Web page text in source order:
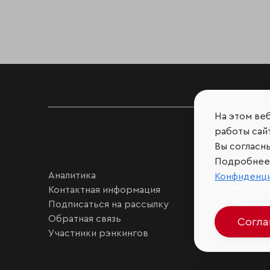
Аналитика
Контактная информация
Подписаться на рассылку
Обратная связь
Участники рэнкингов
Мы в
RAEX
RAEX
На этом
работы
Вы
Подробнее